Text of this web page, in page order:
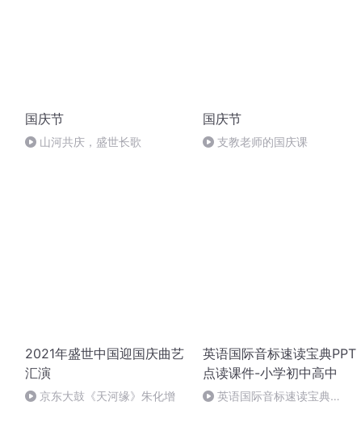
国庆节
山河共庆，盛世长歌
国庆节
支教老师的国庆课
2021年盛世中国迎国庆曲艺
汇演
京东大鼓《天河缘》朱化增
英语国际音标速读宝典PPT
点读课件-小学初中高中
英语国际音标速读宝典